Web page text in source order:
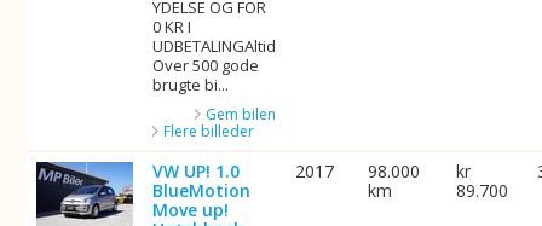
YDELSE OG FOR
0 KR I
UDBETALINGAltid
Over 500 gode
brugte bi...
Gem bilen
Flere billeder
VW UP! 1.0
BlueMotion
Move up!
2017
98.000
km
kr
89.700